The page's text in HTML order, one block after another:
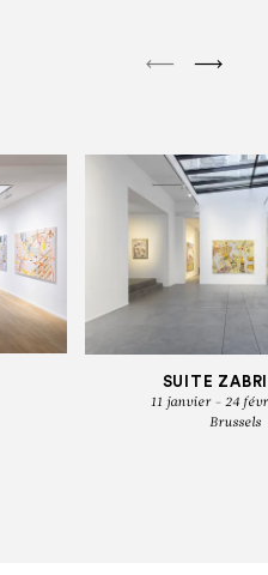
SUITE
11 janvier - 24
Brussels